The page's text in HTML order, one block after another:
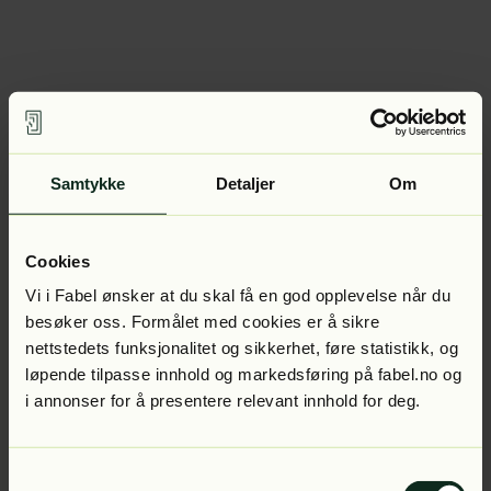
Samtykke Detaljer Om
Cookies
Vi i Fabel ønsker at du skal få en god opplevelse når du
besøker oss. Formålet med cookies er å sikre
nettstedets funksjonalitet og sikkerhet, føre statistikk, og
løpende tilpasse innhold og markedsføring på fabel.no og
i annonser for å presentere relevant innhold for deg.